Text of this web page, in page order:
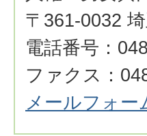
〒361-0032
電話番号：
ファクス：
メールフォ